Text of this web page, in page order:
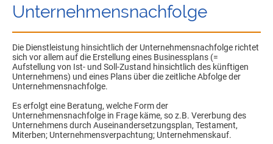
Unternehmensnachfolge
Die Dienstleistung hinsichtlich der Unternehmensnachfolge richtet
sich vor allem auf die Erstellung eines Businessplans (=
Aufstellung von Ist- und Soll-Zustand hinsichtlich des künftigen
Unternehmens) und eines Plans über die zeitliche Abfolge der
Unternehmensnachfolge.
Es erfolgt eine Beratung, welche Form der
Unternehmensnachfolge in Frage käme, so z.B. Vererbung des
Unternehmens durch Auseinandersetzungsplan, Testament,
Miterben; Unternehmensverpachtung; Unternehmenskauf.